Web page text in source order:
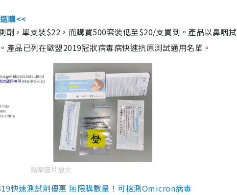
購<<
劑，單支裝$22，而購買500套裝低至$20/支買到。產品以鼻咽
品已列在歐盟2019冠狀病毒病快速抗原測試通用名單。
點擊圖片放大
快速測試劑優惠 無限購數量！可檢測Omicron病毒